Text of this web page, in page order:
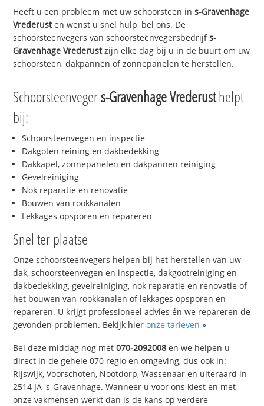
Heeft u een probleem met uw schoorsteen ins-Gravenhage
Vrederusten wenst u snel hulp, bel ons. De
schoorsteenvegers van schoorsteenvegersbedrijfs-
Gravenhage Vrederustzijn elke dag bij u in de buurt om uw
schoorsteen, dakpannen of zonnepanelen te herstellen.
Schoorsteenvegers-Gravenhage Vrederusthelpt
bij:
Schoorsteenvegen en inspectie
Dakgoten reining en dakbedekking
Dakkapel, zonnepanelen en dakpannen reiniging
Gevelreiniging
Nok reparatie en renovatie
Bouwen van rookkanalen
Lekkages opsporen en repareren
Snel ter plaatse
Onze schoorsteenvegers helpen bij het herstellen van uw
dak, schoorsteenvegen en inspectie, dakgootreiniging en
dakbedekking, gevelreiniging, nok reparatie en renovatie of
het bouwen van rookkanalen of lekkages opsporen en
repareren. U krijgt professioneel advies én we repareren de
gevonden problemen. Bekijk hieronze tarieven »
Bel deze middag nog met070-2092008 en we helpen u
direct in de gehele 070 regio en omgeving, dus ook in:
Rijswijk, Voorschoten, Nootdorp, Wassenaar en uiteraard in
2514 JA 's-Gravenhage. Wanneer u voor ons kiest en met
onze vakmensen werkt dan is de kans op verdere